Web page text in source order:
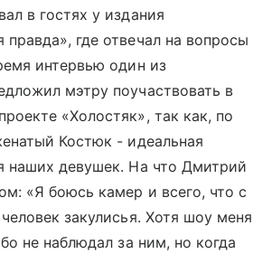
в гостях у издания
где отвечал на вопросы
интервью один из
мэтру поучаствовать в
«Холостяк», так как, по
Костюк - идеальная
наших девушек. На что Дмитрий
«Я боюсь камер и всего, что с
закулисья. Хотя шоу меня
не наблюдал за ним, но когда